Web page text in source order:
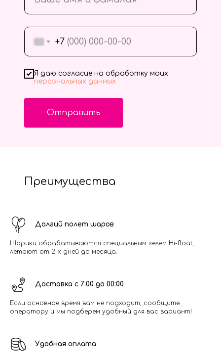
+7
Я даю согласие на обработку моих
персональных данных
Отправить
Преимущества
Долгий полет шаров
Шарики обрабатываются специальным гелем Hi-float,
летают от 2-х дней до месяца.
Доставка с 7:00 до 00:00
Если основное время вам не подходит, сообщите
оператору и мы подберем удобный для вас вариант!
Удобная оплата